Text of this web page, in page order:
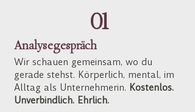
01
Analysegespräch
Wir schauen gemeinsam, wo du
gerade stehst. Körperlich, mental, im
Alltag als Unternehmerin. Kostenlos.
Unverbindlich. Ehrlich.